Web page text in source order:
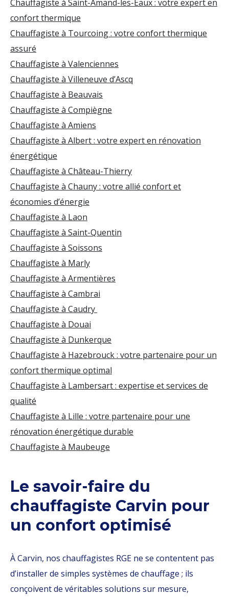
Chauffagiste à Saint-Amand-les-Eaux : votre expert en
confort thermique
Chauffagiste à Tourcoing : votre confort thermique
assuré
Chauffagiste à Valenciennes
Chauffagiste à Villeneuve d’Ascq
Chauffagiste à Beauvais
Chauffagiste à Compiègne
Chauffagiste à Amiens
Chauffagiste à Albert : votre expert en rénovation
énergétique
Chauffagiste à Château-Thierry
Chauffagiste à Chauny : votre allié confort et
économies d’énergie
Chauffagiste à Laon
Chauffagiste à Saint-Quentin
Chauffagiste à Soissons
Chauffagiste à Marly
Chauffagiste à Armentières
Chauffagiste à Cambrai
Chauffagiste à Caudry
Chauffagiste à Douai
Chauffagiste à Dunkerque
Chauffagiste à Hazebrouck : votre partenaire pour un
confort thermique optimal
Chauffagiste à Lambersart : expertise et services de
qualité
Chauffagiste à Lille : votre partenaire pour une
rénovation énergétique durable
Chauffagiste à Maubeuge
Le savoir-faire du
chauffagiste Carvin pour
un confort optimisé
À Carvin, nos chauffagistes RGE ne se contentent pas
d’installer de simples systèmes de chauffage ; ils
conçoivent de véritables solutions sur mesure,